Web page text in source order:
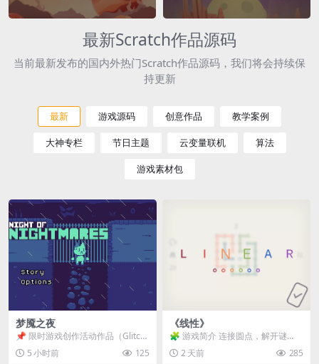
最新Scratch作品源码
当前最新发布的国内外热门Scratch作品源码，我们将会持续保
持更新
最新 游戏源码 创意作品 教学案例
大神专栏 节日主题 云变量联机 算法
游戏素材包
梦魇之夜
📌 限时游戏创作活动作品（Glitch
Game Jam） 📖 故事背景 怪物四...
5 小时前 125
《线性》
🧩 游戏简介 连接圆点，解开谜
题。 ⚠️ 重要提示 所有关卡均可通
关，请确保使用...
2 天前 285